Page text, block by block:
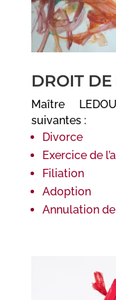
DROIT
Maître
suivantes :
Divorce
Exercice de
Filiation
Adoption
Annulation